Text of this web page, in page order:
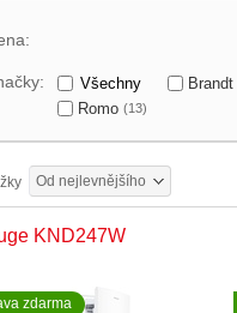
Všechny Brandt
Romo (13)
Od nejlevnějšího
KND247W
zdarma